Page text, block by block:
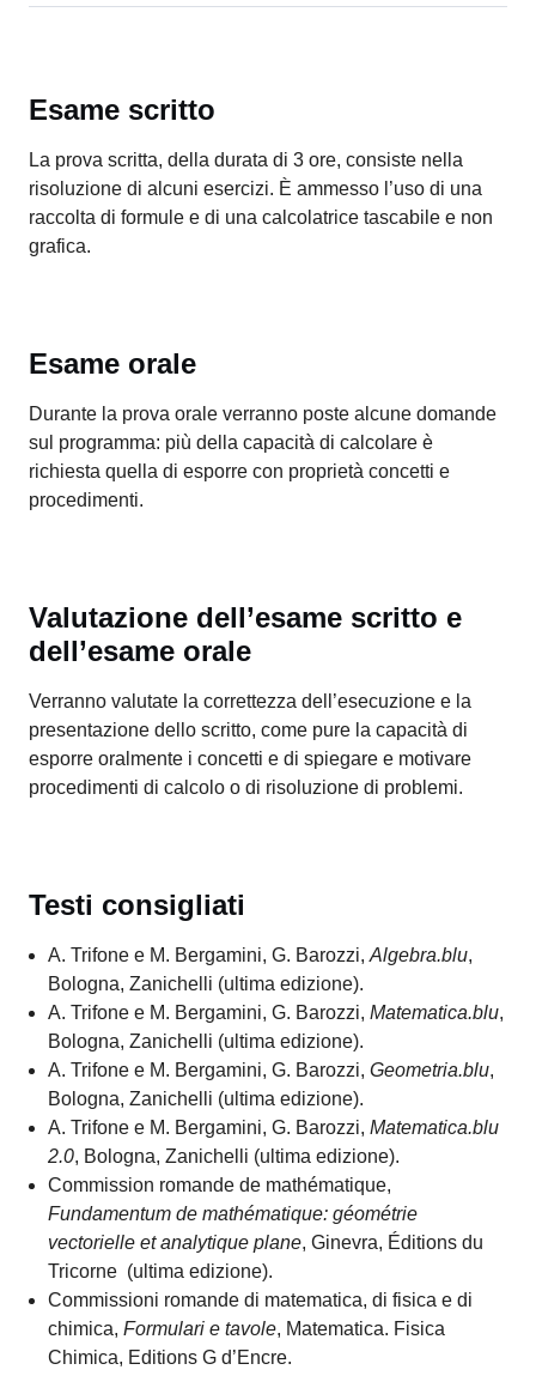
Esame scritto
La prova scritta, della durata di 3 ore, consiste nella
risoluzione di alcuni esercizi. È ammesso l’uso di una
raccolta di formule e di una calcolatrice tascabile e non
grafica.
Esame orale
Durante la prova orale verranno poste alcune domande
sul programma: più della capacità di calcolare è
richiesta quella di esporre con proprietà concetti e
procedimenti.
Valutazione dell’esame scritto e
dell’esame orale
Verranno valutate la correttezza dell’esecuzione e la
presentazione dello scritto, come pure la capacità di
esporre oralmente i concetti e di spiegare e motivare
procedimenti di calcolo o di risoluzione di problemi.
Testi consigliati
A. Trifone e M. Bergamini, G. Barozzi, Algebra.blu,
Bologna, Zanichelli (ultima edizione).
A. Trifone e M. Bergamini, G. Barozzi, Matematica.blu,
Bologna, Zanichelli (ultima edizione).
A. Trifone e M. Bergamini, G. Barozzi, Geometria.blu,
Bologna, Zanichelli (ultima edizione).
A. Trifone e M. Bergamini, G. Barozzi, Matematica.blu
2.0, Bologna, Zanichelli (ultima edizione).
Commission romande de mathématique,
Fundamentum de mathématique: géométrie
vectorielle et analytique plane, Ginevra, Éditions du
Tricorne (ultima edizione).
Commissioni romande di matematica, di fisica e di
chimica, Formulari e tavole, Matematica. Fisica
Chimica, Editions G d’Encre.